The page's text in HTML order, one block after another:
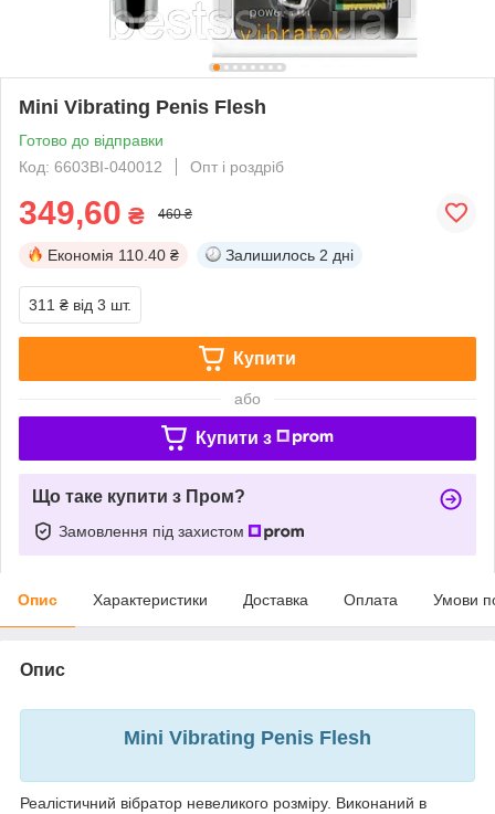
Mini Vibrating Penis Flesh
Готово до відправки
Код: 6603BI-040012
Опт і роздріб
349,60 ₴ 460 ₴
Економія 110.40 ₴ Залишилось 2 дні
311 ₴ від 3 шт.
Купити
або
Купити з
Що таке купити з Пром?
Замовлення під захистом
Опис Характеристики Доставка Оплата Умови
Опис
Mini Vibrating Penis Flesh
Реалістичний вібратор невеликого розміру. Виконаний в